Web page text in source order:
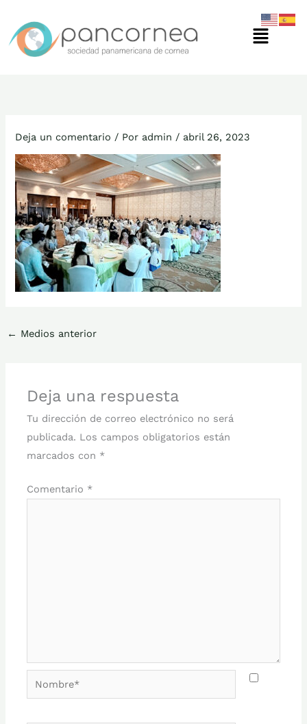
contenido
Menú
Deja un comentario / Por admin / abril 26, 2023
← Medios anterior
Deja una respuesta
Tu dirección de correo electrónico no será
publicada. Los campos obligatorios están
marcados con *
Comentario *
Nombre*